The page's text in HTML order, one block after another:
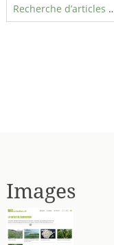
Recherche d’articles
Images